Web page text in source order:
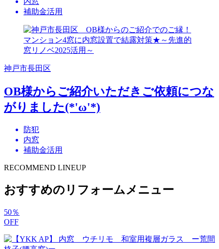
補助金活用
神戸市長田区
OB様からご紹介いただきご依頼につな
がりました(*'ω'*)
防犯
内窓
補助金活用
RECOMMEND LINEUP
おすすめのリフォームメニュー
50％
OFF